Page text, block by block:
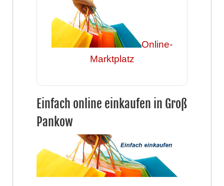
Online-
Marktplatz
Einfach online einkaufen in Groß
Pankow